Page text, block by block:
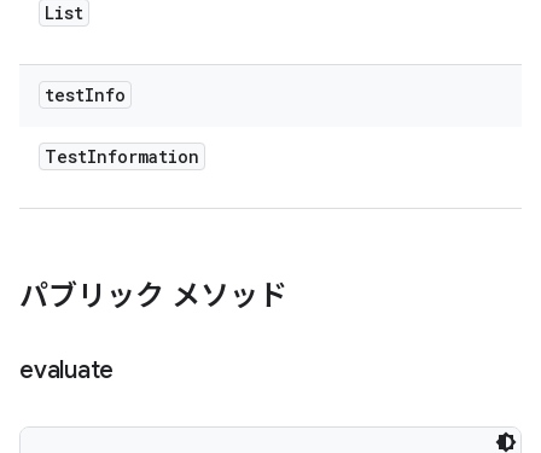
List
testInfo
TestInformation
パブリック メソッド
evaluate